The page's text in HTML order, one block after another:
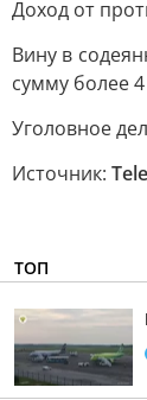
Доход от
Вину в
сумму более
Уголовное
Источник:
ТОП